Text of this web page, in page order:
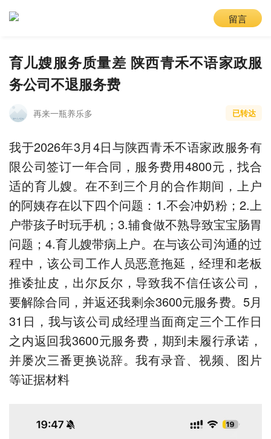
留言
育儿嫂服务质量差 陕西青禾不语家政服
务公司不退服务费
再来一瓶养乐多 已转达
我于2026年3月4日与陕西青禾不语家政服务有
限公司签订一年合同，服务费用4800元，找合
适的育儿嫂。在不到三个月的合作期间，上户
的阿姨存在以下四个问题：1.不会冲奶粉；2.上
户带孩子时玩手机；3.辅食做不熟导致宝宝肠胃
问题；4.育儿嫂带病上户。在与该公司沟通的过
程中，该公司工作人员恶意拖延，经理和老板
推诿扯皮，出尔反尔，导致我不信任该公司，
要解除合同，并返还我剩余3600元服务费。5月
31日，我与该公司成经理当面商定三个工作日
之内返回我3600元服务费，期到未履行承诺，
并屡次三番更换说辞。我有录音、视频、图片
等证据材料